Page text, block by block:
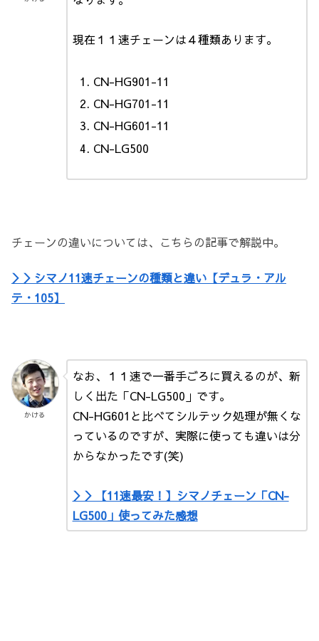
現在１１速チェーンは４種類あります。
CN-HG901-11
CN-HG701-11
CN-HG601-11
CN-LG500
チェーンの違いについては、こちらの記事で解説中。
＞＞シマノ11速チェーンの種類と違い【デュラ・アル
テ・105】
かける
なお、１１速で一番手ごろに買えるのが、新
しく出た「CN-LG500」です。
CN-HG601と比べてシルテック処理が無くな
っているのですが、実際に使っても違いは分
からなかったです(笑)
＞＞【11速最安！】シマノチェーン「CN-
LG500」使ってみた感想